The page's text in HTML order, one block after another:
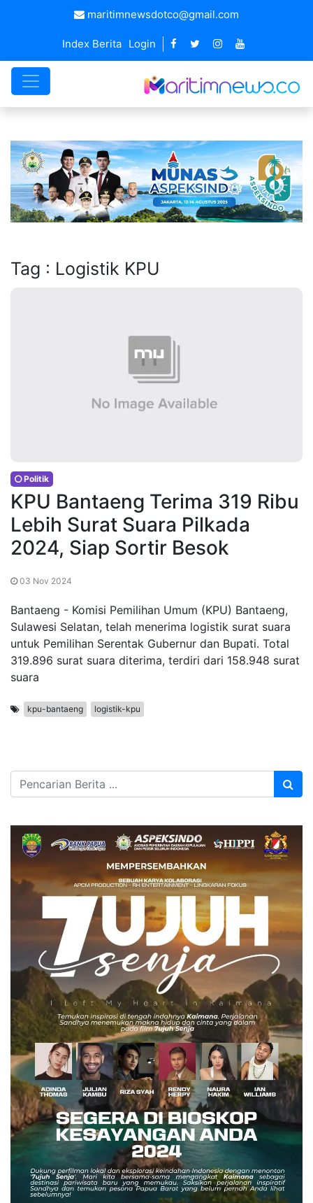
maritimnewsdotco@gmail.com
Index Berita Login
Tag : Logistik KPU
Politik
KPU Bantaeng Terima 319 Ribu
Lebih Surat Suara Pilkada
2024, Siap Sortir Besok
03 Nov 2024
Bantaeng - Komisi Pemilihan Umum (KPU) Bantaeng,
Sulawesi Selatan, telah menerima logistik surat suara
untuk Pemilihan Serentak Gubernur dan Bupati. Total
319.896 surat suara diterima, terdiri dari 158.948 surat
suara
kpu-bantaeng logistik-kpu